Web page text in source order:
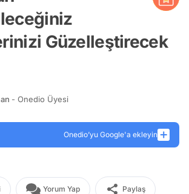
Güzelleştirecek
- Onedio Üyesi
Onedio’yu Google'a ekleyin
Yorum Yap Paylaş